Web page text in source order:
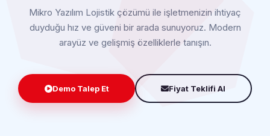
Mikro Yazılım Lojistik çözümü ile işletmenizin ihtiyaç
duyduğu hız ve güveni bir arada sunuyoruz. Modern
arayüz ve gelişmiş özelliklerle tanışın.
Demo Talep Et Fiyat Teklifi Al